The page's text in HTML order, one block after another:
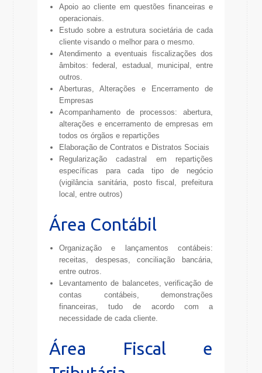
Apoio ao cliente em questões financeiras e
operacionais.
Estudo sobre a estrutura societária de cada
cliente visando o melhor para o mesmo.
Atendimento a eventuais fiscalizações dos
âmbitos: federal, estadual, municipal, entre
outros.
Aberturas, Alterações e Encerramento de
Empresas
Acompanhamento de processos: abertura,
alterações e encerramento de empresas em
todos os órgãos e repartições
Elaboração de Contratos e Distratos Sociais
Regularização cadastral em repartições
específicas para cada tipo de negócio
(vigilância sanitária, posto fiscal, prefeitura
local, entre outros)
Área Contábil
Organização e lançamentos contábeis:
receitas, despesas, conciliação bancária,
entre outros.
Levantamento de balancetes, verificação de
contas contábeis, demonstrações
financeiras, tudo de acordo com a
necessidade de cada cliente.
Área Fiscal e